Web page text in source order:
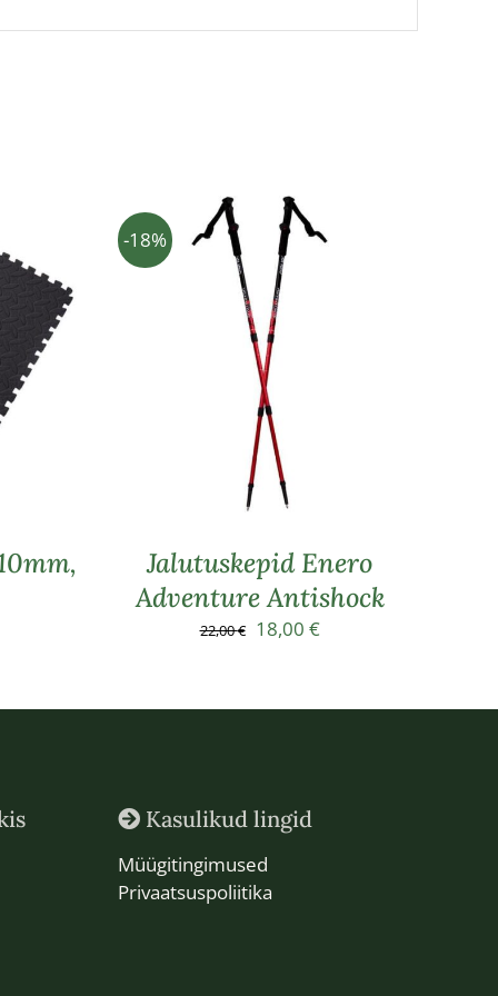
€.
-18%
/
Jalutuskepid Enero
Adventure Antishock
22,00€ Algne
22,00 €.
18,00 €Praegune
18,00 €.
Kasulikud lingid
Müügitingimused
Privaatsuspoliitika